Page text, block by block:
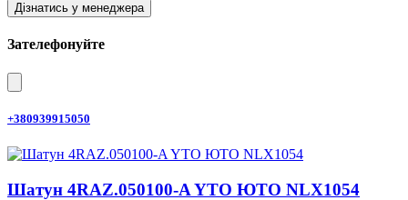
Дізнатись у менеджера
Зателефонуйте
+380939915050
Шатун 4RAZ.050100-A YTO ЮТО NLX1054